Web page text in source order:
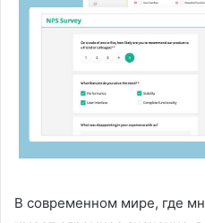
В современном мире, где